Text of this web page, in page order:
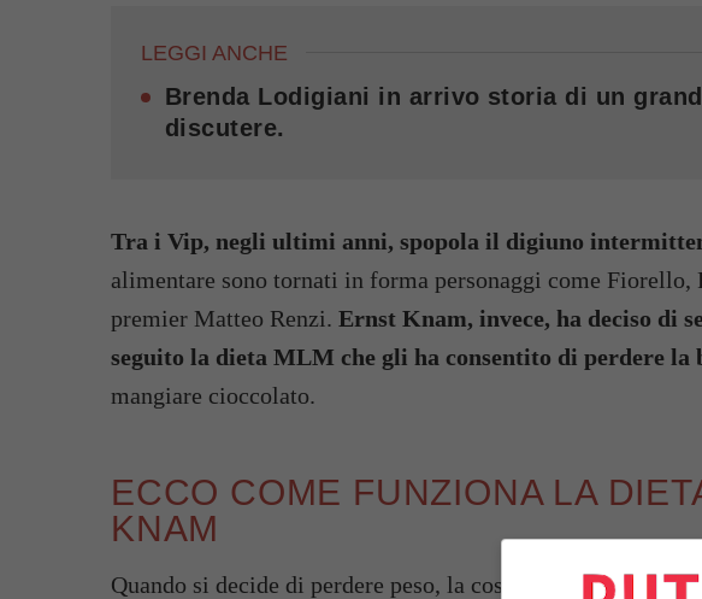
LEGGI ANCHE
Brenda Lodigiani in arrivo storia di un
discutere.
Tra i Vip, negli ultimi anni, spopola il digiuno
alimentare sono tornati in forma personaggi come Fiorello,
premier Matteo Renzi. Ernst Knam, invece, ha deciso di
seguito la dieta MLM che gli ha consentito di perdere la
mangiare cioccolato.
ECCO COME FUNZIONA LA
KNAM
Quando si decide di perdere peso, la cosa migliore è